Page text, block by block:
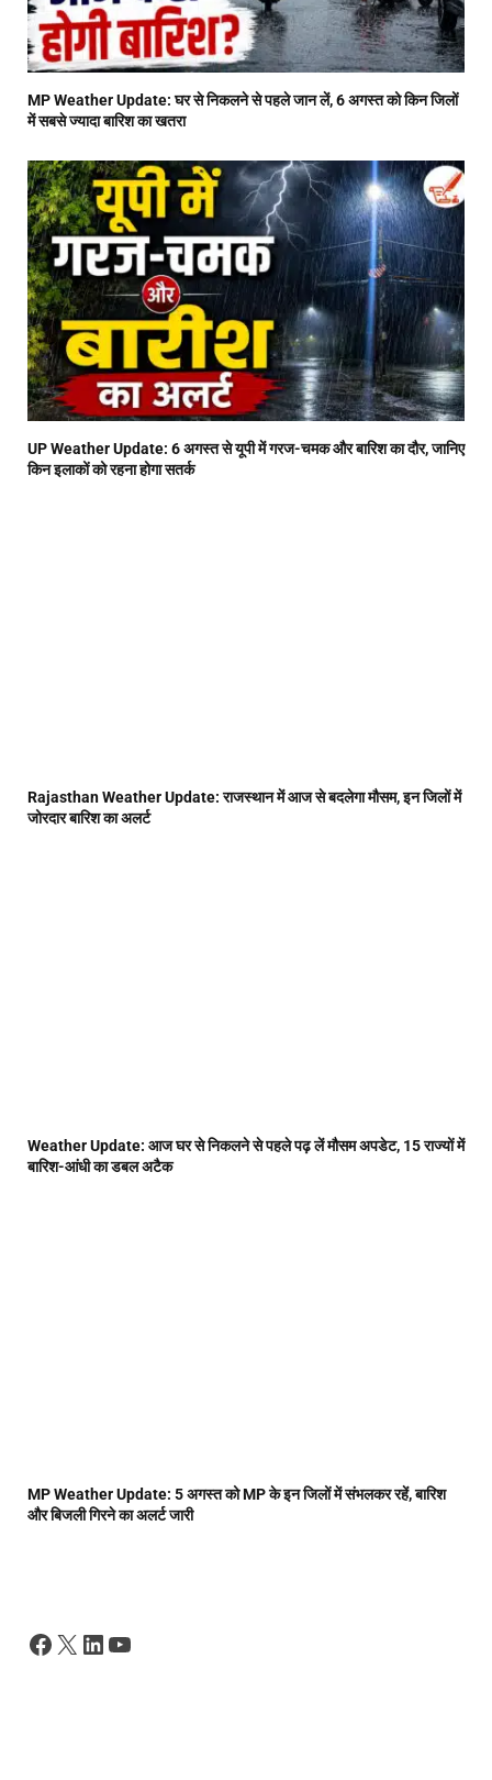
MP Weather Update: घर से निकलने से पहले जान लें, 6 अगस्त को किन जिलों
में सबसे ज्यादा बारिश का खतरा
UP Weather Update: 6 अगस्त से यूपी में गरज-चमक और बारिश का दौर, जानिए
किन इलाकों को रहना होगा सतर्क
Rajasthan Weather Update: राजस्थान में आज से बदलेगा मौसम, इन जिलों में
जोरदार बारिश का अलर्ट
Weather Update: आज घर से निकलने से पहले पढ़ लें मौसम अपडेट, 15 राज्यों में
बारिश-आंधी का डबल अटैक
MP Weather Update: 5 अगस्त को MP के इन जिलों में संभलकर रहें, बारिश
और बिजली गिरने का अलर्ट जारी
Facebook
X LinkedIn
YouTube